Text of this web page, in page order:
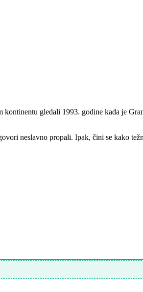
kontinentu gledali 1993. godine kada je
neslavno propali. Ipak, čini se kako